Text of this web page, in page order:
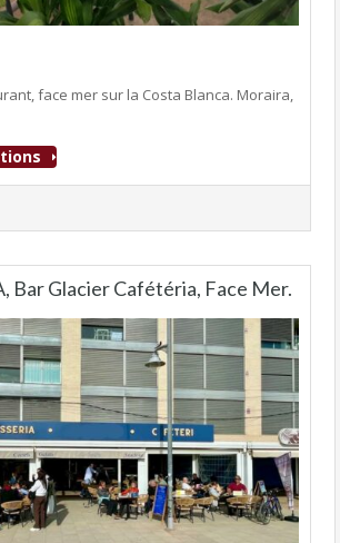
Fonds de commerce
face mer sur la Costa Blanca. Moraira,
Bar Glacier Cafétéria, Face Mer.